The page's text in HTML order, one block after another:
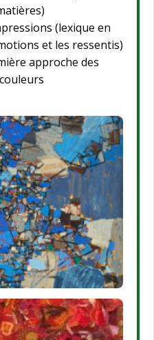
(lexique en
et les ressentis)
approche des